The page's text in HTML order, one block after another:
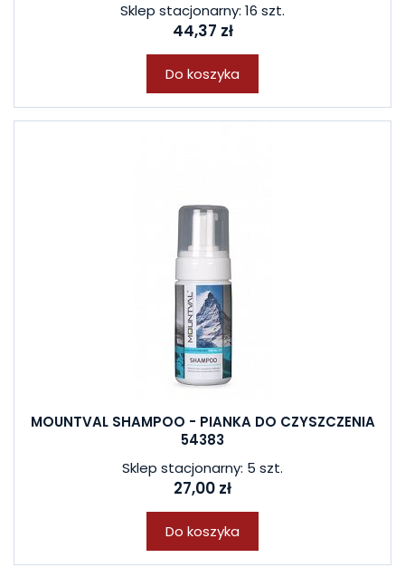
Sklep stacjonarny: 16 szt.
44,37 zł
Do koszyka
MOUNTVAL SHAMPOO - PIANKA DO CZYSZCZENIA
54383
Sklep stacjonarny: 5 szt.
27,00 zł
Do koszyka